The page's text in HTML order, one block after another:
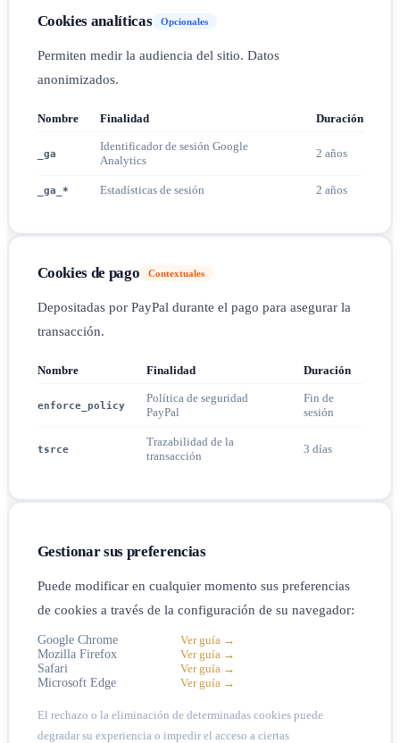
Cookies analíticas Opcionales
Permiten medir la audiencia del sitio. Datos
anonimizados.
Nombre Finalidad Duración
_ga
Identificador de sesión Google
Analytics
2 años
_ga_* Estadísticas de sesión 2 años
Cookies de pago Contextuales
Depositadas por PayPal durante el pago para asegurar la
transacción.
Nombre Finalidad Duración
enforce_policy
Política de seguridad
PayPal
Fin de
sesión
tsrce
Trazabilidad de la
transacción
3 días
Gestionar sus preferencias
Puede modificar en cualquier momento sus preferencias
de cookies a través de la configuración de su navegador:
Google Chrome
Ver guía →
Mozilla Firefox
Ver guía →
Safari
Ver guía →
Microsoft Edge
Ver guía →
El rechazo o la eliminación de determinadas cookies puede
degradar su experiencia o impedir el acceso a ciertas